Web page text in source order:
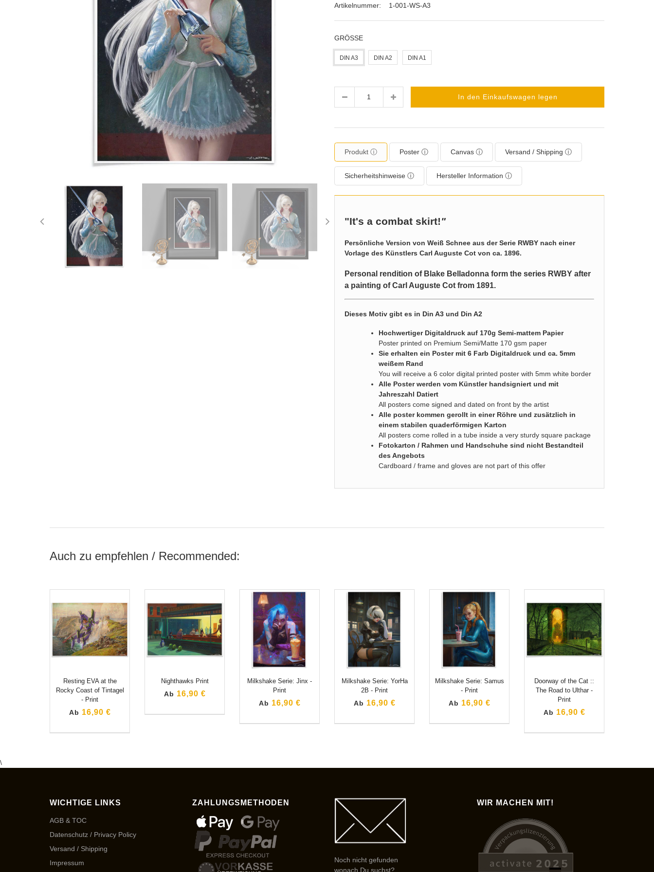
Artikelnummer:
1-001-WS-A3
GRÖSSE
DIN A3 DIN A2 DIN A1
In den Einkaufswagen legen
Produkt ⓘ Poster ⓘ Canvas ⓘ Versand / Shipping ⓘ
Sicherheitshinweise ⓘ Hersteller Information ⓘ
"It's a combat skirt!"
Persönliche Version von Weiß Schnee aus der Serie RWBY nach einer
Vorlage des Künstlers Carl Auguste Cot von ca. 1896.
Personal rendition of Blake Belladonna form the series RWBY after
a painting of Carl Auguste Cot from 1891.
Dieses Motiv gibt es in Din A3 und Din A2
Hochwertiger Digitaldruck auf 170g Semi-mattem Papier
Poster printed on Premium Semi/Matte 170 gsm paper
Sie erhalten ein Poster mit 6 Farb Digitaldruck und ca. 5mm
weißem Rand
You will receive a 6 color digital printed poster with 5mm white border
Alle Poster werden vom Künstler handsigniert und mit
Jahreszahl Datiert
All posters come signed and dated on front by the artist
Alle poster kommen gerollt in einer Röhre und zusätzlich in
einem stabilen quaderförmigen Karton
All posters come rolled in a tube inside a very sturdy square package
Fotokarton / Rahmen und Handschuhe sind nicht Bestandteil
des Angebots
Cardboard / frame and gloves are not part of this offer
Auch zu empfehlen / Recommended:
Resting EVA at the
Rocky Coast of Tintagel
- Print
Ab 16,90 €
Nighthawks Print
Ab 16,90 €
Milkshake Serie: Jinx -
Print
Ab 16,90 €
Milkshake Serie: YorHa
2B - Print
Ab 16,90 €
Milkshake Serie: Samus
- Print
Ab 16,90 €
Doorway of the Cat ::
The Road to Ulthar -
Print
Ab 16,90 €
\
WICHTIGE LINKS
AGB & TOC
Datenschutz / Privacy Policy
Versand / Shipping
Impressum
ZAHLUNGSMETHODEN
Noch nicht gefunden
wonach Du suchst?
WIR MACHEN MIT!